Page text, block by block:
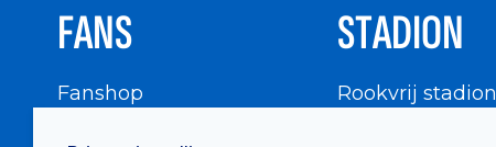
FANS
Fanshop
STADION
Rookvrij stadion